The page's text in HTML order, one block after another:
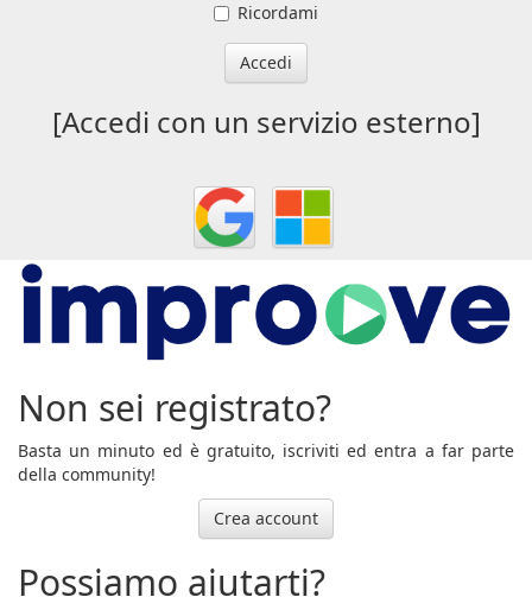
Ricordami
Accedi
[Accedi con un servizio esterno]
Non sei registrato?
Basta un minuto ed è gratuito, iscriviti ed entra a far parte
della community!
Crea account
Possiamo aiutarti?